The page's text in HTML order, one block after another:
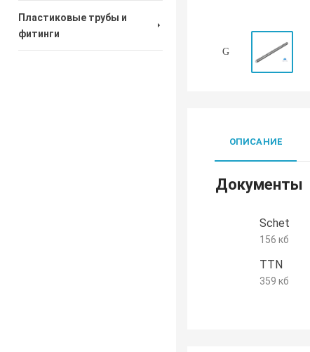
Пластиковые трубы и
фитинги
ОПИСАНИЕ
Документы
Schet
156 кб
TTN
359 кб